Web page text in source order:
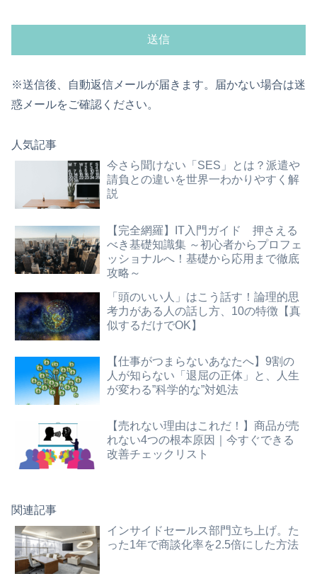
※送信後、自動返信メールが届きます。届かない場合は迷
惑メールをご確認ください。
人気記事
今さら聞けない「SES」とは？派遣や
請負との違いを世界一わかりやすく解
説
【完全網羅】IT入門ガイド 押さえる
べき基礎知識集 ～初心者からプロフェ
ッショナルへ！基礎から応用まで徹底
攻略～
「頭のいい人」はこう話す！論理的思
考力がある人の話し方、10の特徴【真
似するだけでOK】
【仕事がつまらないあなたへ】9割の
人が知らない「退屈の正体」と、人生
が変わる”科学的な”対処法
【売れない理由はこれだ！】商品が売
れない4つの根本原因｜今すぐできる
改善チェックリスト
関連記事
インサイドセールス部門立ち上げ。た
った1年で商談化率を2.5倍にした方法